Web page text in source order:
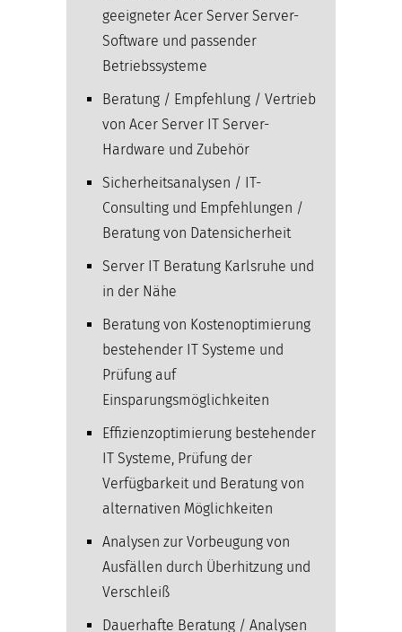
geeigneter Acer Server Server-
Software und passender
Betriebssysteme
Beratung / Empfehlung / Vertrieb
von Acer Server IT Server-
Hardware und Zubehör
Sicherheitsanalysen / IT-
Consulting und Empfehlungen /
Beratung von Datensicherheit
Server IT Beratung Karlsruhe und
in der Nähe
Beratung von Kostenoptimierung
bestehender IT Systeme und
Prüfung auf
Einsparungsmöglichkeiten
Effizienzoptimierung bestehender
IT Systeme, Prüfung der
Verfügbarkeit und Beratung von
alternativen Möglichkeiten
Analysen zur Vorbeugung von
Ausfällen durch Überhitzung und
Verschleiß
Dauerhafte Beratung / Analysen